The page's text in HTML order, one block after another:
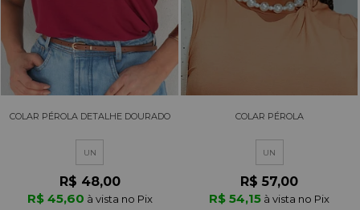
COLAR PÉROLA DETALHE DOURADO
UN
R$ 48,00
R$ 45,60 à vista no Pix
COLAR PÉROLA
UN
R$ 57,00
R$ 54,15 à vista no Pix